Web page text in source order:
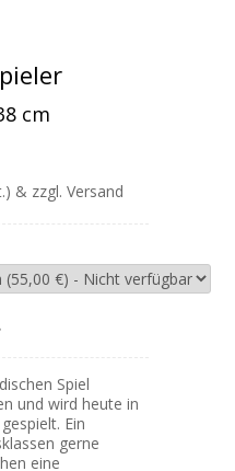
cm
& zzgl. Versand
Spiel
und wird heute in
Ein
gerne
eine